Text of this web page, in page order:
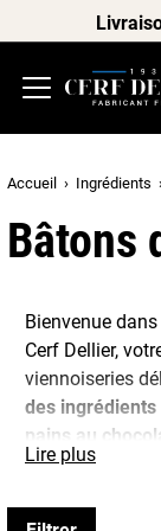
Accueil Ingrédients
Bâtons
Bienvenue
Cerf Dellier,
viennoiseries
des
pains au
qui font fondre
Dans notre
Lire plus